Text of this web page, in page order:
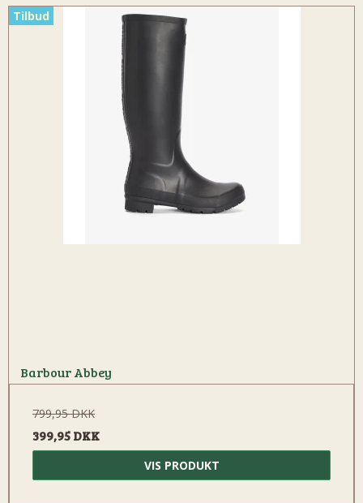
Tilbud
Barbour Abbey
799,95 DKK
399,95 DKK
VIS PRODUKT